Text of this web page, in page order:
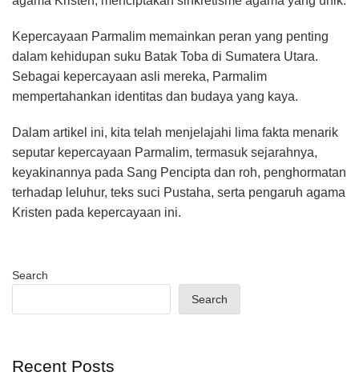
Kepercayaan Parmalim memainkan peran yang penting
dalam kehidupan suku Batak Toba di Sumatera Utara.
Sebagai kepercayaan asli mereka, Parmalim
mempertahankan identitas dan budaya yang kaya.
Dalam artikel ini, kita telah menjelajahi lima fakta menarik
seputar kepercayaan Parmalim, termasuk sejarahnya,
keyakinannya pada Sang Pencipta dan roh, penghormatan
terhadap leluhur, teks suci Pustaha, serta pengaruh agama
Kristen pada kepercayaan ini.
Search
Search
Recent Posts